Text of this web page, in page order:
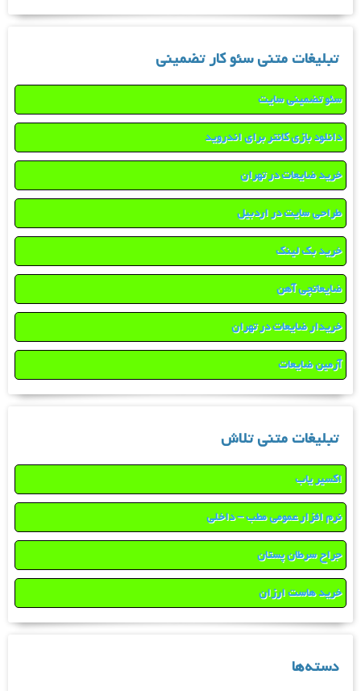
تبلیغات متنی سئو کار تضمینی
سئو تضمینی سایت
دانلود بازی کانتر برای اندروید
خرید ضایعات در تهران
طراحی سایت در اردبیل
خرید بک لینک
ضایعاتچی آهن
خریدار ضایعات در تهران
آرمین ضایعات
تبلیغات متنی تلاش
اکسیر یاب
نرم افزار عمومی مطب – داخلی
جراح سرطان پستان
خرید هاست ارزان
دسته‌ها